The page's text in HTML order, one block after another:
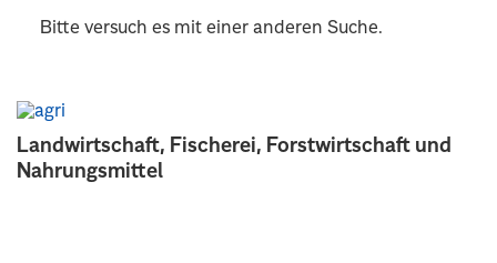
Landwirtschaft, Fischerei, Forstwirtschaft und
Nahrungsmittel
Bitte versuch es mit einer anderen Suche.